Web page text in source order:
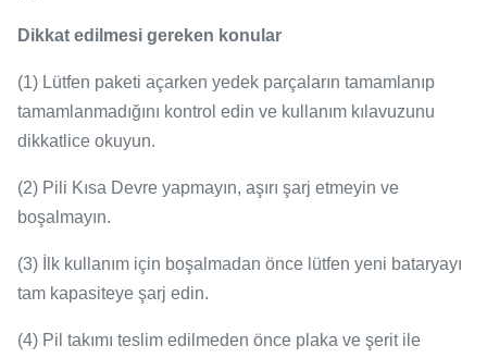
Dikkat edilmesi gereken konular
(1) Lütfen paketi açarken yedek parçaların tamamlanıp
tamamlanmadığını kontrol edin ve kullanım kılavuzunu
dikkatlice okuyun.
(2) Pili Kısa Devre yapmayın, aşırı şarj etmeyin ve
boşalmayın.
(3) İlk kullanım için boşalmadan önce lütfen yeni bataryayı
tam kapasiteye şarj edin.
(4) Pil takımı teslim edilmeden önce plaka ve şerit ile